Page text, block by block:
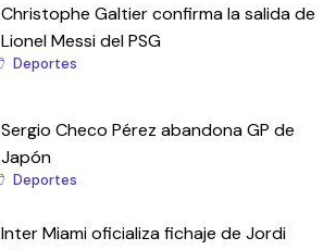
Christophe Galtier confirma la salida de
Lionel Messi del PSG
Deportes
Sergio Checo Pérez abandona GP de
Japón
Deportes
Inter Miami oficializa fichaje de Jordi